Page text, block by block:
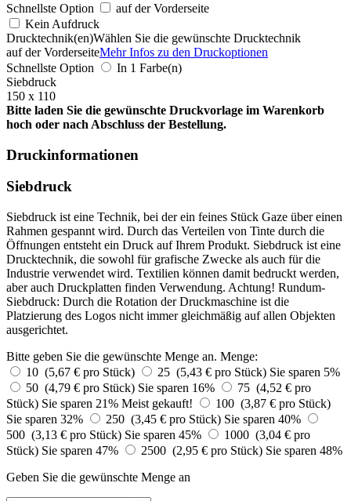
Schnellste Option
auf der Vorderseite
Kein Aufdruck
Drucktechnik(en)Wählen Sie die gewünschte Drucktechnik
auf der VorderseiteMehr Infos zu den Druckoptionen
Schnellste Option
In 1 Farbe(n)
Siebdruck
150 x 110
Bitte laden Sie die gewünschte Druckvorlage im Warenkorb
hoch oder nach Abschluss der Bestellung.
Druckinformationen
Siebdruck
Siebdruck ist eine Technik, bei der ein feines Stück Gaze über einen
Rahmen gespannt wird. Durch das Verteilen von Tinte durch die
Öffnungen entsteht ein Druck auf Ihrem Produkt. Siebdruck ist eine
Drucktechnik, die sowohl für grafische Zwecke als auch für die
Industrie verwendet wird. Textilien können damit bedruckt werden,
aber auch Druckplatten finden Verwendung. Achtung! Rundum-
Siebdruck: Durch die Rotation der Druckmaschine ist die
Platzierung des Logos nicht immer gleichmäßig auf allen Objekten
ausgerichtet.
Bitte geben Sie die gewünschte Menge an. Menge:
10 (5,67 € pro Stück)
25 (5,43 € pro Stück) Sie sparen 5%
50 (4,79 € pro Stück) Sie sparen 16%
75 (4,52 € pro
Stück) Sie sparen 21% Meist gekauft!
100 (3,87 € pro Stück)
Sie sparen 32%
250 (3,45 € pro Stück) Sie sparen 40%
500 (3,13 € pro Stück) Sie sparen 45%
1000 (3,04 € pro
Stück) Sie sparen 47% 2500 (2,95 € pro Stück) Sie sparen 48%
Geben Sie die gewünschte Menge an